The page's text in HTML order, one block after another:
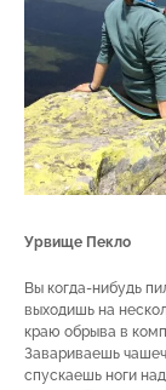
Урвище Пекло
Вы когда-нибудь
выходишь на
краю обрыва в
Завариваешь
спускаешь ноги